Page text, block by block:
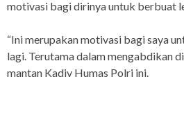
motivasi bagi dirinya untuk berbuat
“Ini merupakan motivasi bagi saya
lagi. Terutama dalam mengabdikan
mantan Kadiv Humas Polri ini.